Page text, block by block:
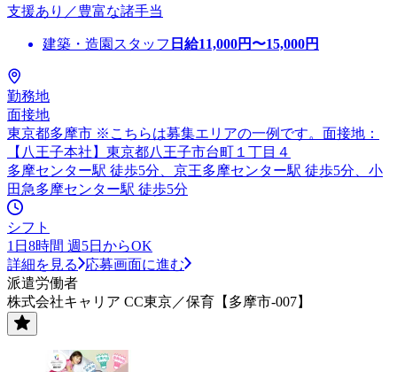
支援あり／豊富な諸手当
建築・造園スタッフ 日給11,000円〜15,000円
勤務地
面接地
東京都多摩市 ※こちらは募集エリアの一例です。面接地：
【八王子本社】東京都八王子市台町１丁目４
多摩センター駅 徒歩5分、京王多摩センター駅 徒歩5分、小
田急多摩センター駅 徒歩5分
シフト
1日8時間 週5日からOK
詳細を見る
応募画面に進む
派遣労働者
株式会社キャリア CC東京／保育【多摩市-007】